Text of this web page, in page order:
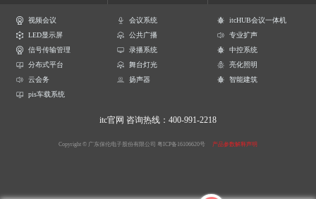
视频会议 会议系统
itcHUB会议一体机
LED显示屏
公共广播
专业扩声
信号传输管理
录播系统
中控系统
分布式平台
舞台灯光
亮化照明
云会务
扬声器
智能建筑
pis车载系统
itc官网 咨询热线：400-991-2218
Copyright © 广东保伦电子股份有限公司 粤ICP备16106620号 产品参数解释声明